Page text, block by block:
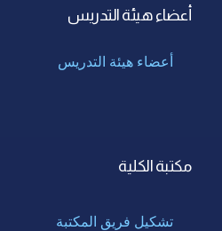
أعضاء هيئة التدريس
أعضاء هيئة التدريس
مكتبة الكلية
تشكيل فريق المكتبة